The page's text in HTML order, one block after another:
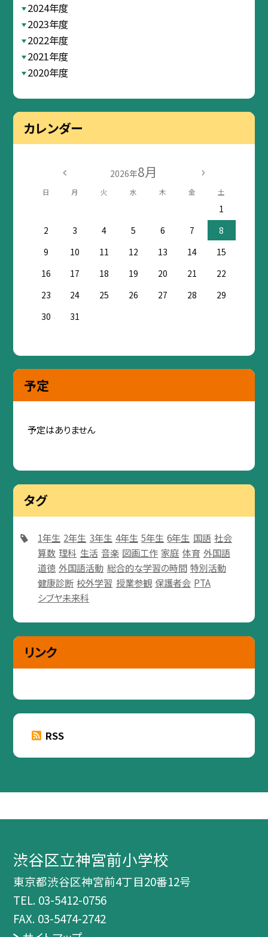
2024年度
2023年度
2022年度
2021年度
2020年度
カレンダー
2026年8月
日 月 火 水 木 金 土
1
2
3 4 5 6 7
8
9
10 11 12 13 14
15
16
17 18 19 20 21
22
23
24 25 26 27 28
29
30
31
予定
予定はありません
タグ
1年生 2年生 3年生 4年生 5年生 6年生 国語 社会
算数 理科 生活 音楽 図画工作 家庭 体育 外国語
道徳 外国語活動 総合的な学習の時間 特別活動
健康診断 校外学習 授業参観 保護者会 PTA
シブヤ未来科
リンク
RSS
渋谷区立神宮前小学校
東京都渋谷区神宮前4丁目20番12号
TEL. 03-5412-0756
FAX. 03-5474-2742